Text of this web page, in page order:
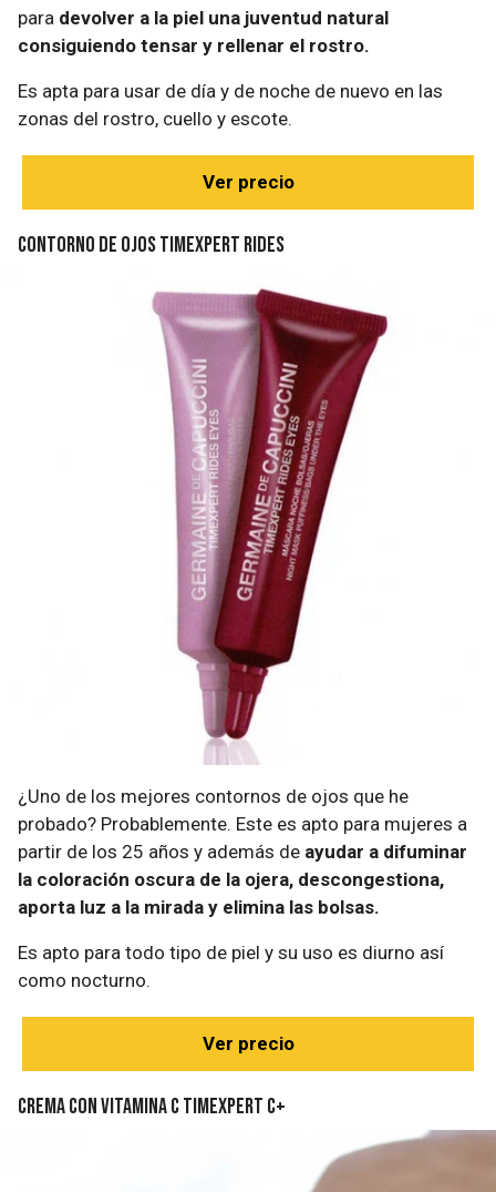
para devolver a la piel una juventud natural
consiguiendo tensar y rellenar el rostro.
Es apta para usar de día y de noche de nuevo en las
zonas del rostro, cuello y escote.
Ver precio
Contorno de ojos Timexpert Rides
¿Uno de los mejores contornos de ojos que he
probado? Probablemente. Este es apto para mujeres a
partir de los 25 años y además de ayudar a difuminar
la coloración oscura de la ojera, descongestiona,
aporta luz a la mirada y elimina las bolsas.
Es apto para todo tipo de piel y su uso es diurno así
como nocturno.
Ver precio
Crema con vitamina C Timexpert C+